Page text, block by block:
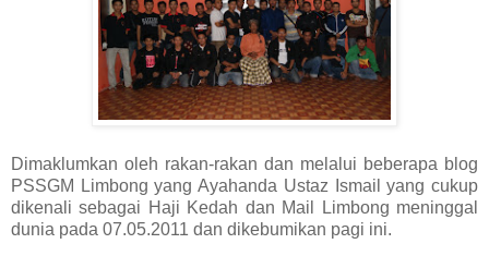
Dimaklumkan oleh rakan-rakan dan melalui beberapa blog
PSSGM Limbong yang Ayahanda Ustaz Ismail yang cukup
dikenali sebagai Haji Kedah dan Mail Limbong meninggal
dunia pada 07.05.2011 dan dikebumikan pagi ini.